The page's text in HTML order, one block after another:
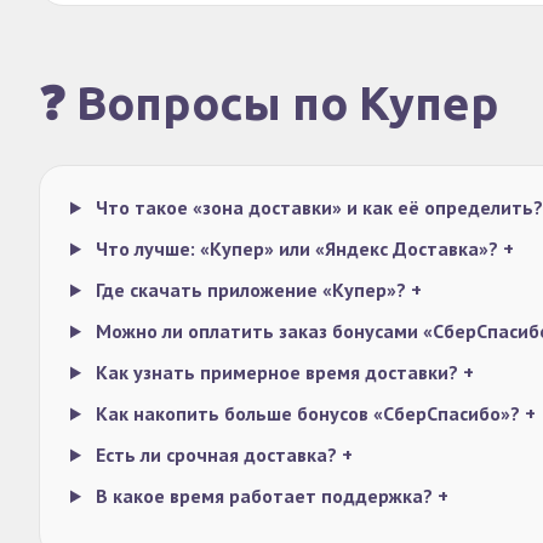
❓ Вопросы по Купер
Что такое «зона доставки» и как её определить?
Что лучше: «Купер» или «Яндекс Доставка»? +
Где скачать приложение «Купер»? +
Можно ли оплатить заказ бонусами
Как узнать примерное время доставки? +
Как накопить больше бонусов «СберСпасибо»? +
Есть ли срочная доставка? +
В какое время работает поддержка? +